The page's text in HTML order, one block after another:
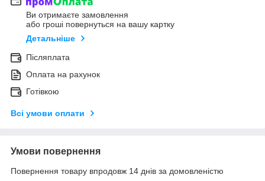
Ви отримаєте замовлення
або гроші повернуться на вашу картку
Детальніше
Післяплата
Оплата на рахунок
Готівкою
Всі умови оплати
Умови повернення
Повернення товару впродовж 14 днів за домовленістю